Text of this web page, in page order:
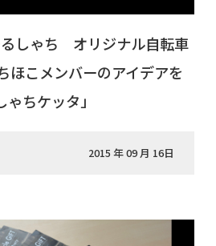
しゃち オリジナル自転車
ほこメンバーのアイデアを
ちケッタ」
2015 年 09 月 16日